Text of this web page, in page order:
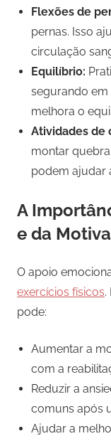
Flexões de
pernas. Isso
circulação
Equilíbrio:
segurando em
melhora o
Atividades de
montar
podem ajudar
A
e da
O apoio
exercícios físicos.
pode:
Aumentar a
com a
Reduzir a
comuns após
Ajudar a